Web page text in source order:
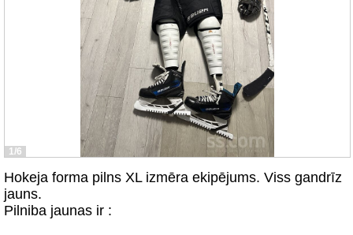
1/6
Hokeja forma pilns XL izmēra ekipējums. Viss gandrīz
jauns.
Pilniba jaunas ir :